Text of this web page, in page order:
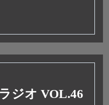
ジオ VOL.46